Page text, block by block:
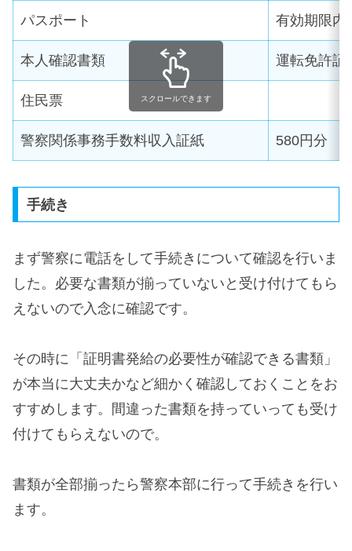
パスポート 有効期限内
本人確認書類 運転免許証
住民票
警察関係事務手数料収入証紙 580円分
スクロールできます
手続き
まず警察に電話をして手続きについて確認を行いま
した。必要な書類が揃っていないと受け付けてもら
えないので入念に確認です。
その時に「証明書発給の必要性が確認できる書類」
が本当に大丈夫かなど細かく確認しておくことをお
すすめします。間違った書類を持っていっても受け
付けてもらえないので。
書類が全部揃ったら警察本部に行って手続きを行い
ます。